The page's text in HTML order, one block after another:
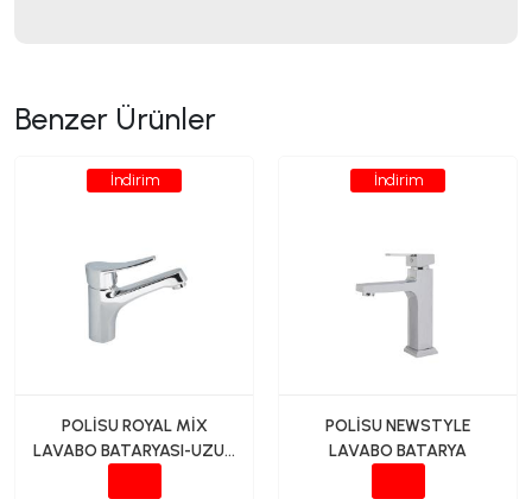
Benzer Ürünler
İndirim
POLİSU ROYAL MİX
LAVABO BATARYASI-UZUN
İndirim
POLİSU NEWSTYLE
LAVABO BATARYA